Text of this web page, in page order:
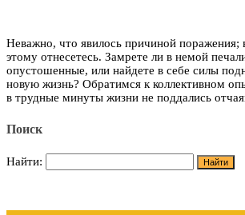
Неважно, что явилось причиной поражения;
этому отнесетесь. Замрете ли в немой
опустошенные, или найдете в себе силы
новую жизнь? Обратимся к коллективном
в трудные минуты жизни не поддались
Поиск
Найти: